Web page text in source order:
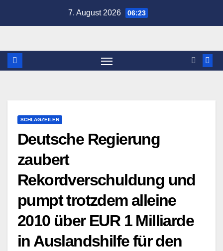
7. August 2026 06:23
SCHLAGZEILEN
Deutsche Regierung
zaubert
Rekordverschuldung und
pumpt trotzdem alleine
2010 über EUR 1 Milliarde
in Auslandshilfe für den